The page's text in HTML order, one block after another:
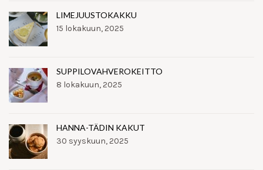
LIMEJUUSTOKAKKU
15 lokakuun, 2025
SUPPILOVAHVEROKEITTO
8 lokakuun, 2025
HANNA-TÄDIN KAKUT
30 syyskuun, 2025